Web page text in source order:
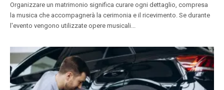
Organizzare un matrimonio significa curare ogni dettaglio, compresa
la musica che accompagnerà la cerimonia e il ricevimento. Se durante
l'evento vengono utilizzate opere musicali...